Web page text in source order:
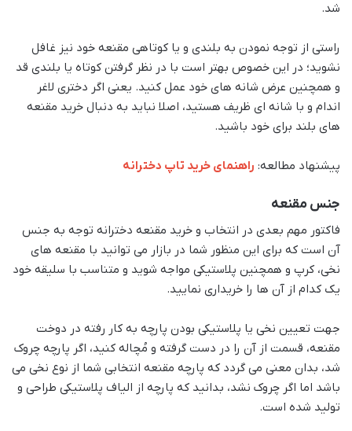
شد.
راستی از توجه نمودن به بلندی و یا کوتاهی مقنعه خود نیز غافل
نشوید؛ در این خصوص بهتر است با در نظر گرفتن کوتاه یا بلندی قد
و همچنین عرض شانه های خود عمل کنید. یعنی اگر دختری لاغر
اندام و با شانه ای ظریف هستید، اصلا نباید به دنبال خرید مقنعه
های بلند برای خود باشید.
پیشنهاد مطالعه: راهنمای خرید تاپ دخترانه
جنس مقنعه
فاکتور مهم بعدی در انتخاب و خرید مقنعه دخترانه توجه به جنس
آن است که برای این منظور شما در بازار می توانید با مقنعه های
نخی، کرپ و همچنین پلاستیکی مواجه شوید و متناسب با سلیقه خود
یک کدام از آن ها را خریداری نمایید.
جهت تعیین نخی یا پلاستیکی بودن پارچه به کار رفته در دوخت
مقنعه، قسمت از آن را در دست گرفته و مُچاله کنید، اگر پارچه چروک
شد، بدان معنی می گردد که پارچه مقنعه انتخابی شما از نوع نخی می
باشد اما اگر چروک نشد، بدانید که پارچه از الیاف پلاستیکی طراحی و
تولید شده است.